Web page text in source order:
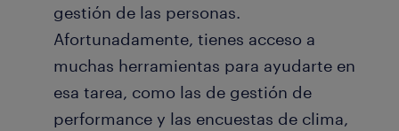
gestión de las personas.
Afortunadamente, tienes acceso a
muchas herramientas para ayudarte en
esa tarea, como las de gestión de
performance y las encuestas de clima,